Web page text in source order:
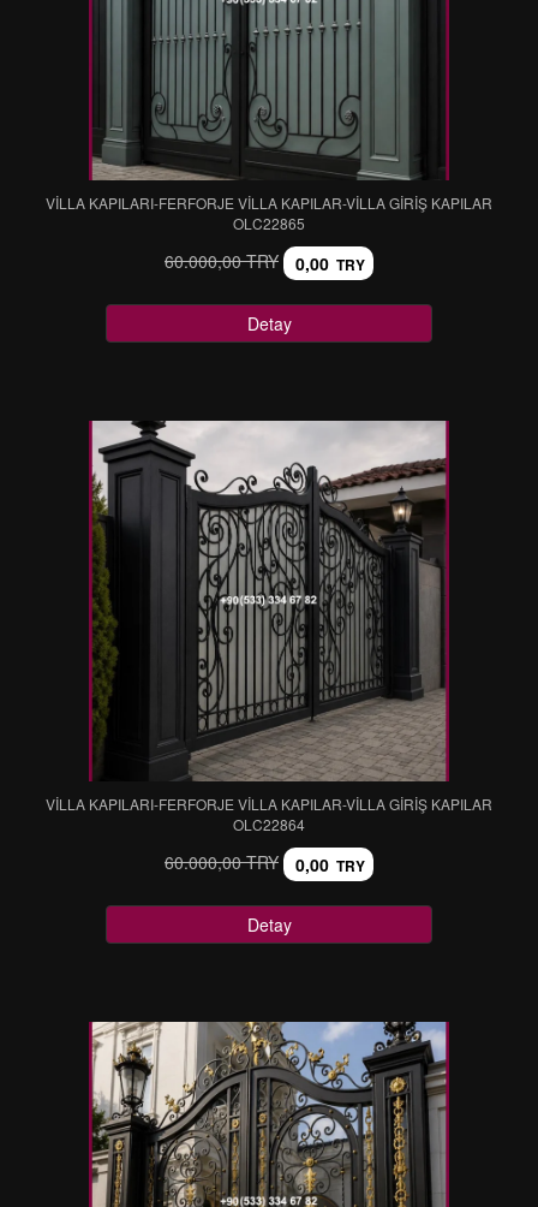
VİLLA KAPILARI-FERFORJE VİLLA KAPILAR-VİLLA GİRİŞ KAPILAR
OLC22865
60.000,00 TRY 0,00 TRY
Detay
VİLLA KAPILARI-FERFORJE VİLLA KAPILAR-VİLLA GİRİŞ KAPILAR
OLC22864
60.000,00 TRY 0,00 TRY
Detay